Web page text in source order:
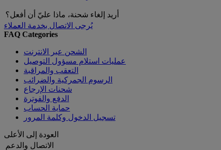
أريد إلغاء شحنة، ماذا عليّ أن أفعل؟
يُرجى الاتصال بخدمة العملاء
FAQ Categories
الشحن عبر الانترنت
عمليات استلام مسؤول التوصيل
التعقب والمراقبة
الرسوم الجمركية والضرائب
شحنات الإرجاع
الدفع والفوترة
حماية الحساب
تسجيل الدخول وكلمة المرور
العودة إلى الأعلى